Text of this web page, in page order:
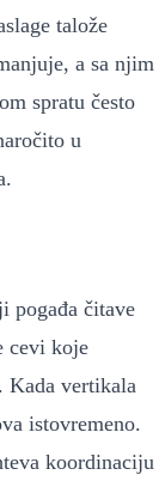
talože
a sa njim
spratu često
u
pogađa čitave
cevi koje
Kada vertikala
istovremeno.
koordinaciju